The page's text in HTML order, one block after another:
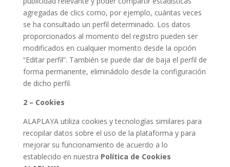
agregadas de clics como, por ejemplo, cuántas veces
se ha consultado un perfil determinado. Los datos
proporcionados al momento del registro pueden ser
modificados en cualquier momento desde la opción
“Editar perfil”. También se puede dar de baja el perfil de
forma permanente, eliminádolo desde la configuración
de dicho perfil.
2 – Cookies
ALAPLAYA utiliza cookies y tecnologías similares para
recopilar datos sobre el uso de la plataforma y para
mejorar su funcionamiento de acuerdo a lo
establecido en nuestra Política de Cookies